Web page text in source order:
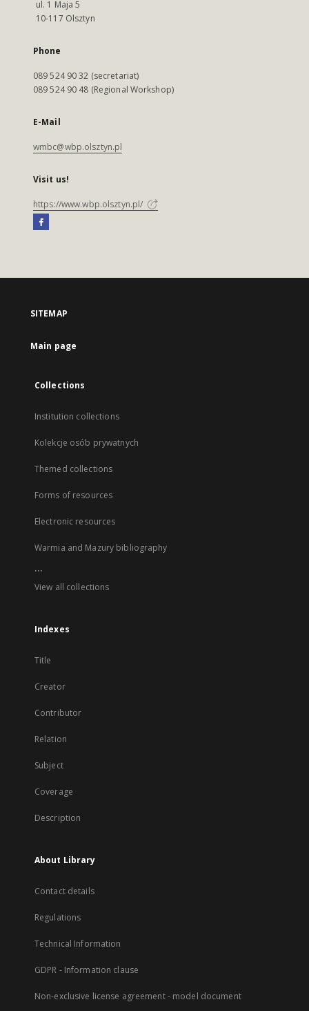
ul. 1 Maja 5
10-117 Olsztyn
Phone
089 524 90 32 (secretariat)
089 524 90 48 (Regional Workshop)
E-Mail
wmbc@wbp.olsztyn.pl
Visit us!
https://www.wbp.olsztyn.pl/
SITEMAP
Main page
Collections
Institution collections
Kolekcje osób prywatnych
Themed collections
Forms of resources
Electronic resources
Warmia and Mazury bibliography
...
View all collections
Indexes
Title
Creator
Contributor
Relation
Subject
Coverage
Description
About Library
Contact details
Regulations
Technical Information
GDPR - Information clause
Non-exclusive license agreement - model document